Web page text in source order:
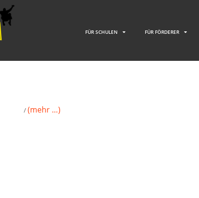
FÜR SCHULEN FÜR FÖRDERER
/(mehr …)